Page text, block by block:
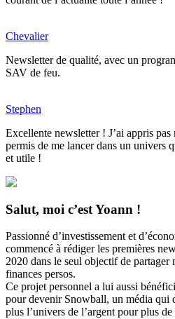
Chevalier
Newsletter de qualité, avec un
SAV de feu.
Stephen
Excellente newsletter ! J’ai appris pas
permis de me lancer dans un univers
et utile !
Salut, moi c’est Yoann !
Passionné d’investissement et
commencé à rédiger les premières
2020 dans le seul objectif de partager
finances persos.
Ce projet personnel a lui aussi
pour devenir Snowball, un média qui
plus l’univers de l’argent pour plus